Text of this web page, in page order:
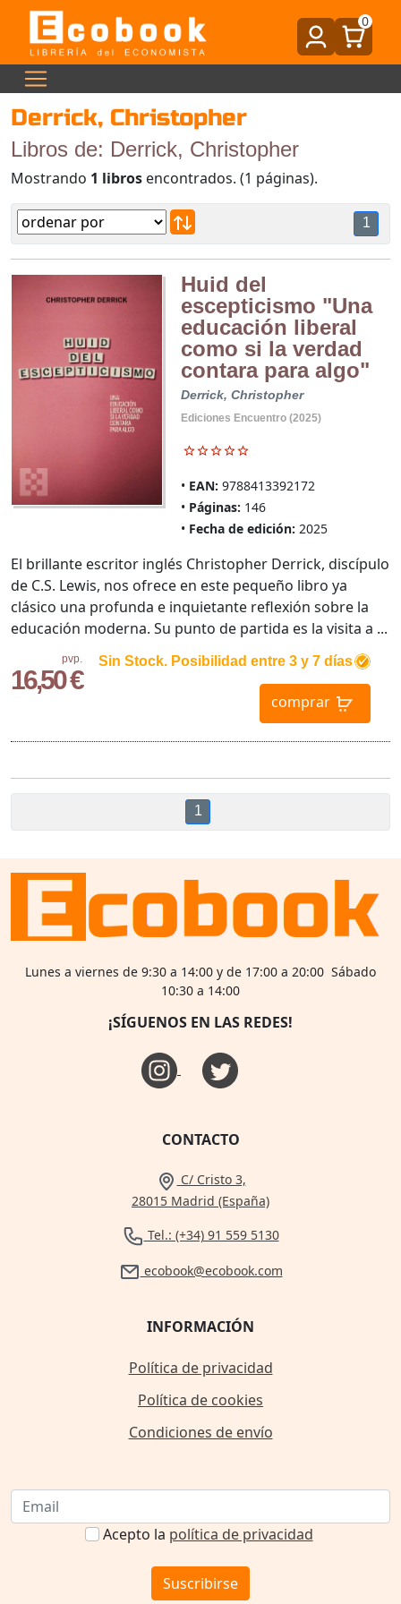
0
Derrick, Christopher
Libros de: Derrick, Christopher
Mostrando 1 libros encontrados. (1 páginas).
1
Huid del
escepticismo "Una
educación liberal
como si la verdad
contara para algo"
Derrick, Christopher
Ediciones Encuentro (2025)
EAN: 9788413392172
Páginas: 146
Fecha de edición: 2025
pvp.
16,50 €
Sin Stock. Posibilidad entre 3 y 7 días
comprar
El brillante escritor inglés Christopher Derrick, discípulo
de C.S. Lewis, nos ofrece en este pequeño libro ya
clásico una profunda e inquietante reflexión sobre la
educación moderna. Su punto de partida es la visita a ...
1
Lunes a viernes de 9:30 a 14:00 y de 17:00 a 20:00 Sábado
10:30 a 14:00
¡SÍGUENOS EN LAS REDES!
CONTACTO
C/ Cristo 3,
28015 Madrid (España)
Tel.: (+34) 91 559 5130
ecobook@ecobook.com
INFORMACIÓN
Política de privacidad
Política de cookies
Condiciones de envío
Acepto la política de privacidad
Suscribirse